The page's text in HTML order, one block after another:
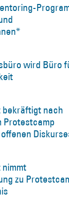
wird Büro
nach
Protestcamp
zu